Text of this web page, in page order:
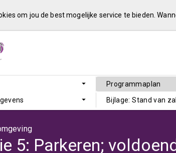
om jou de best mogelijke service te bieden.
Programmaplan
Bijlage: Stand van